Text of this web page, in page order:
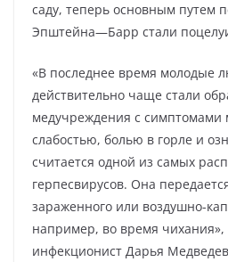
саду, теперь основным путем
Эпштейна—Барр стали
«В последнее время молодые
действительно чаще стали
медучреждения с симптомами
слабостью, болью в горле и
считается одной из самых
герпесвирусов. Она
зараженного или воздушно-
например, во время
инфекционист Дарья